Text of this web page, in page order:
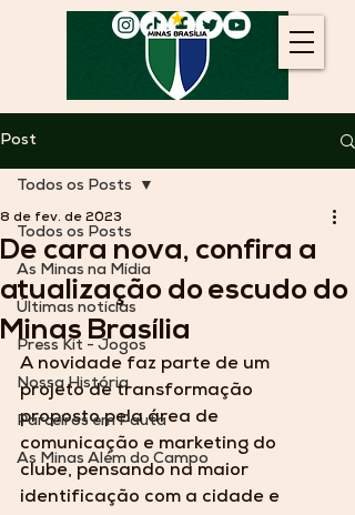
Post
Todos os Posts
As Minas na Mídia
Últimas notícias
Press Kit - Jogos
Nossa História
Parceiros em Pauta
As Minas Além do Campo
Todos os Posts
De cara nova, confira a
atualização do escudo do
Minas Brasília
8 de fev. de 2023
A novidade faz parte de um
projeto de transformação
proposto pela área de
comunicação e marketing do
clube, pensando na maior
identificação com a cidade e